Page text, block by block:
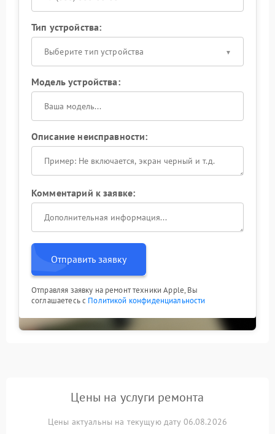
Тип устройства:
Выберите тип устройства
Модель устройства:
Описание неисправности:
Комментарий к заявке:
Отправить заявку
Отправляя заявку на ремонт техники Apple, Вы
соглашаетесь с Политикой конфиденциальности
Цены на услуги ремонта
Цены актуальны на текущую дату 06.08.2026